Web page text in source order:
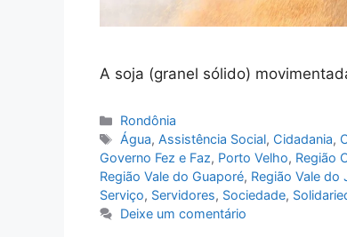
A soja (granel sólido)
Categorias
Rondônia
Tags
Água, Assistência Social, Cidadania,
Governo Fez e Faz, Porto Velho, Região
Região Vale do Guaporé, Região Vale do
Serviço, Servidores, Sociedade,
Deixe um comentário